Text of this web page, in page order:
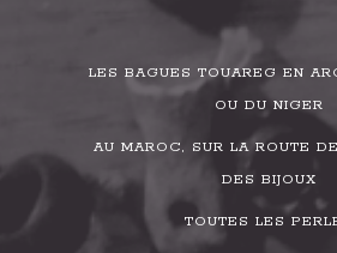
LES BAGUES TOUAREG EN
OU DU NIGER
AU MAROC, SUR LA ROUTE
DES BIJOUX
TOUTES LES